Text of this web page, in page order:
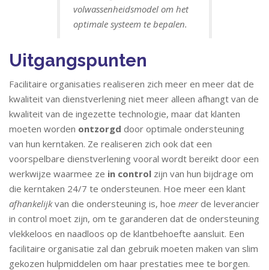
volwassenheidsmodel om het
optimale systeem te bepalen.
Uitgangspunten
Facilitaire organisaties realiseren zich meer en meer dat de
kwaliteit van dienstverlening niet meer alleen afhangt van de
kwaliteit van de ingezette technologie, maar dat klanten
moeten worden ontzorgd door optimale ondersteuning
van hun kerntaken. Ze realiseren zich ook dat een
voorspelbare dienstverlening vooral wordt bereikt door een
werkwijze waarmee ze in control zijn van hun bijdrage om
die kerntaken 24/7 te ondersteunen. Hoe meer een klant
afhankelijkvan die ondersteuning is, hoe meerde leverancier
in control moet zijn, om te garanderen dat de ondersteuning
vlekkeloos en naadloos op de klantbehoefte aansluit. Een
facilitaire organisatie zal dan gebruik moeten maken van slim
gekozen hulpmiddelen om haar prestaties mee te borgen.